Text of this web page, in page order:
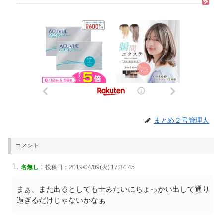
まとめ２号管理人
コメント
名無し : 投稿日：2019/04/09(火) 17:34:45
まぁ、また出るとしても士みたいにちょっかい出して通り
過ぎるだけじゃないかなぁ